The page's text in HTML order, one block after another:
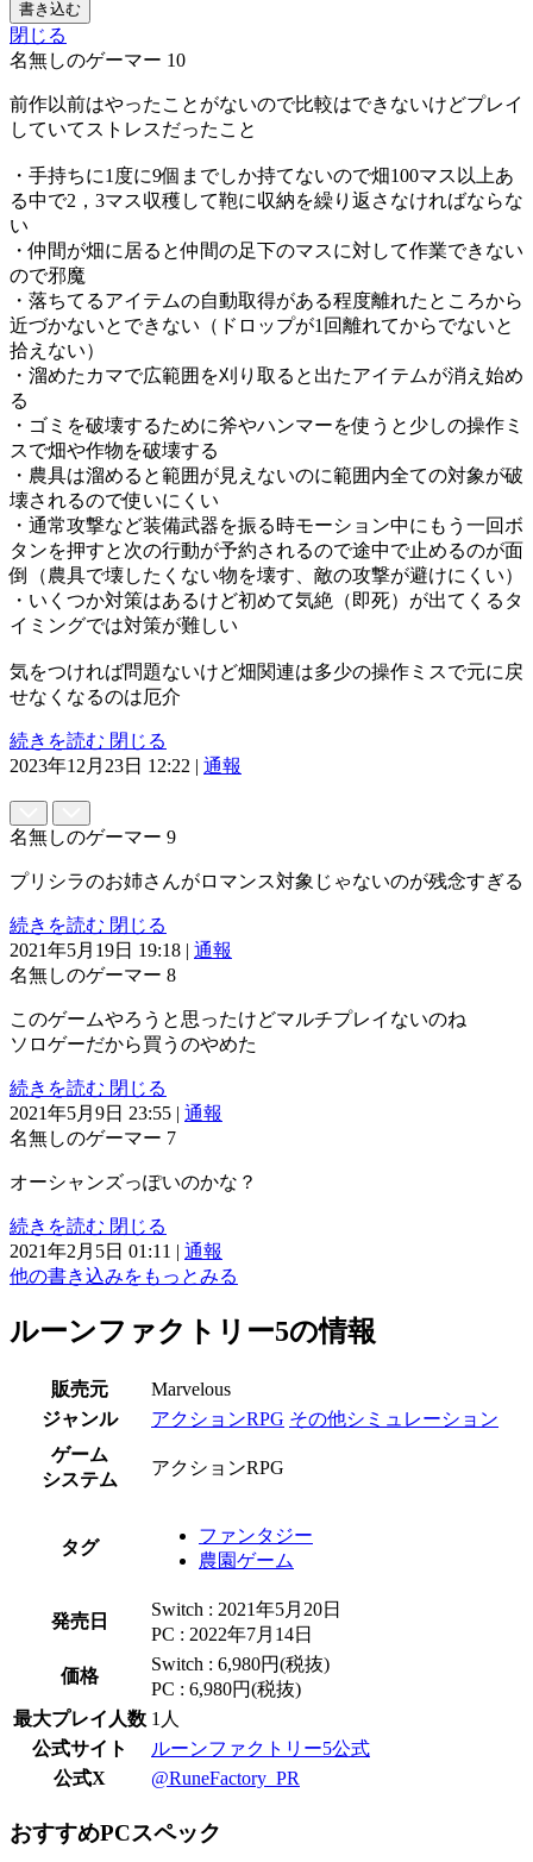
書き込む
閉じる
名無しのゲーマー 10
前作以前はやったことがないので比較はできないけどプレイ
していてストレスだったこと
・手持ちに1度に9個までしか持てないので畑100マス以上あ
る中で2，3マス収穫して鞄に収納を繰り返さなければならな
い
・仲間が畑に居ると仲間の足下のマスに対して作業できない
ので邪魔
・落ちてるアイテムの自動取得がある程度離れたところから
近づかないとできない（ドロップが1回離れてからでないと
拾えない）
・溜めたカマで広範囲を刈り取ると出たアイテムが消え始め
る
・ゴミを破壊するために斧やハンマーを使うと少しの操作ミ
スで畑や作物を破壊する
・農具は溜めると範囲が見えないのに範囲内全ての対象が破
壊されるので使いにくい
・通常攻撃など装備武器を振る時モーション中にもう一回ボ
タンを押すと次の行動が予約されるので途中で止めるのが面
倒（農具で壊したくない物を壊す、敵の攻撃が避けにくい）
・いくつか対策はあるけど初めて気絶（即死）が出てくるタ
イミングでは対策が難しい
気をつければ問題ないけど畑関連は多少の操作ミスで元に戻
せなくなるのは厄介
続きを読む 閉じる
2023年12月23日 12:22 | 通報
名無しのゲーマー 9
プリシラのお姉さんがロマンス対象じゃないのが残念すぎる
続きを読む 閉じる
2021年5月19日 19:18 | 通報
名無しのゲーマー 8
このゲームやろうと思ったけどマルチプレイないのね
ソロゲーだから買うのやめた
続きを読む 閉じる
2021年5月9日 23:55 | 通報
名無しのゲーマー 7
オーシャンズっぽいのかな？
続きを読む 閉じる
2021年2月5日 01:11 | 通報
他の書き込みをもっとみる
ルーンファクトリー5の情報
販売元
Marvelous
ジャンル
アクションRPG その他シミュレーション
ゲーム
システム
アクションRPG
タグ
ファンタジー
農園ゲーム
発売日
Switch : 2021年5月20日
PC : 2022年7月14日
価格
Switch : 6,980円(税抜)
PC : 6,980円(税抜)
最大プレイ人数 1人
公式サイト
ルーンファクトリー5公式
公式X
@RuneFactory_PR
おすすめPCスペック